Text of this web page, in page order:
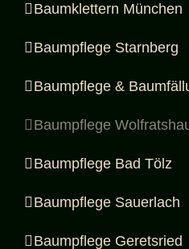
Baumklettern München
Baumpflege Starnberg
Baumpflege &
Baumpflege
Baumpflege Bad Tölz
Baumpflege Sauerlach
Baumpflege Geretsried